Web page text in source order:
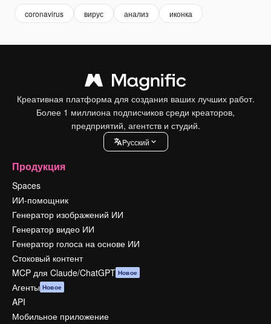
coronavirus вирус анализ иконка
Креативная платформа для создания ваших лучших работ.
Более 1 миллиона подписчиков среди креаторов,
предприятий, агентств и студий.
Pусский
Продукция
Spaces
ИИ-помощник
Генератор изображений ИИ
Генератор видео ИИ
Генератор голоса на основе ИИ
Стоковый контент
MCP для Claude/ChatGPT Новое
Агенты Новое
API
Мобильное приложение